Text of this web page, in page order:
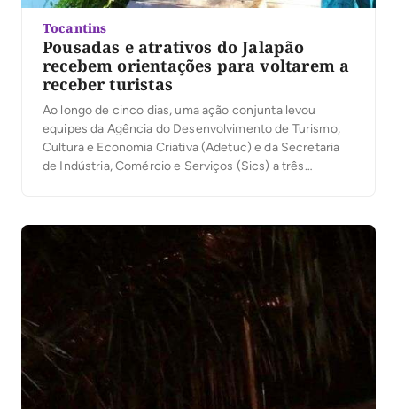
Tocantins
Pousadas e atrativos do Jalapão
recebem orientações para voltarem a
receber turistas
Ao longo de cinco dias, uma ação conjunta levou
equipes da Agência do Desenvolvimento de Turismo,
Cultura e Economia Criativa (Adetuc) e da Secretaria
de Indústria, Comércio e Serviços (Sics) a três
maior número possível de empreendimentos […]